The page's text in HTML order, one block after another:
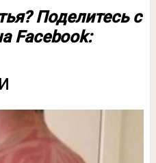
Поделитесь с
Facebook: